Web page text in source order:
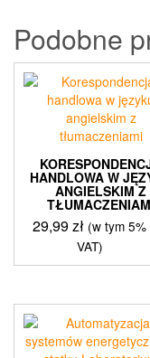
Podobne
HANDLOWA W
ANGIELSKIM Z
29,99zł (w tym 5%
VAT)